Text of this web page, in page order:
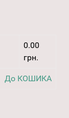
0.00
грн.
До КОШИКА